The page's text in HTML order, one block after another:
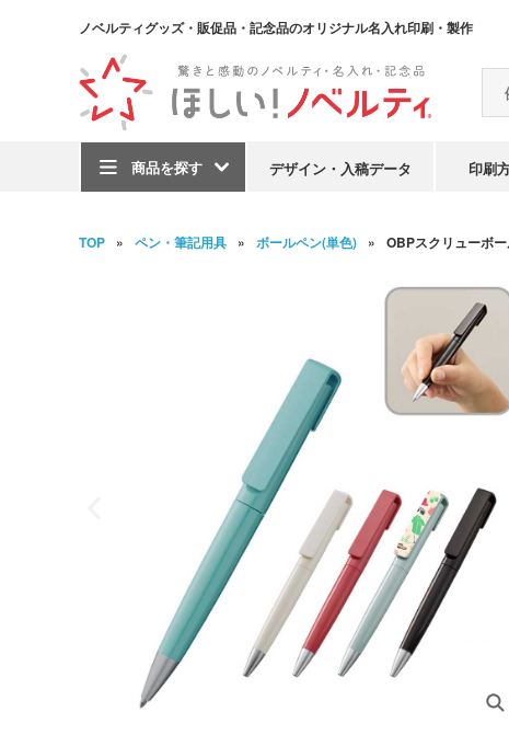
ノベルティグッズ・販促品・記念品のオリジナル名入れ印刷・製作
商品を探す デザイン・入稿データ 印刷
TOP ペン・筆記用具 ボールペン(単色) OBPスクリューボ